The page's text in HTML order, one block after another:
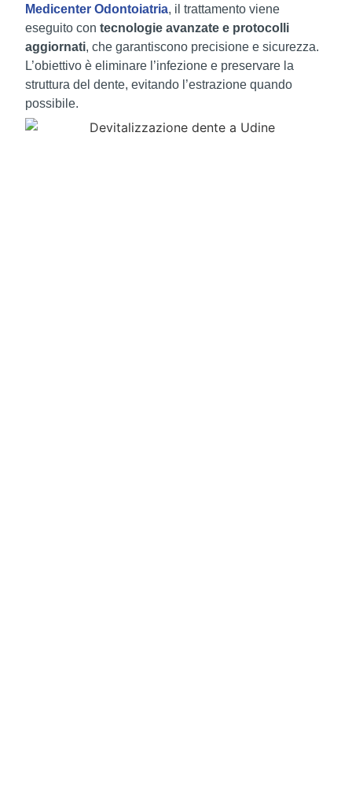
Medicenter Odontoiatria, il trattamento viene
eseguito con tecnologie avanzate e protocolli
aggiornati, che garantiscono precisione e sicurezza.
L’obiettivo è eliminare l’infezione e preservare la
struttura del dente, evitando l’estrazione quando
possibile.